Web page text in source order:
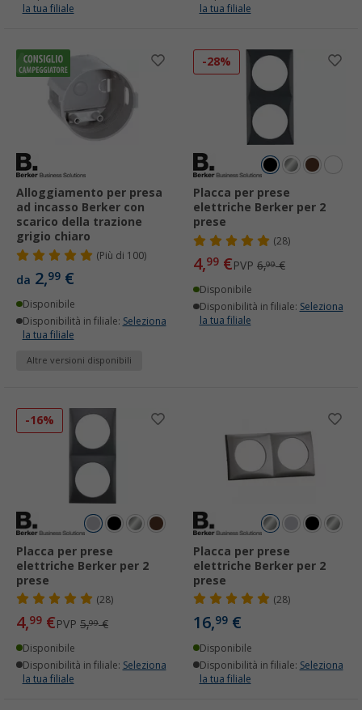
la tua filiale
la tua filiale
Alloggiamento per presa
ad incasso Berker con
scarico della trazione
grigio chiaro
(Più di 100)
da 2,99 €
Disponibile
Disponibilità in filiale: Seleziona
la tua filiale
Altre versioni disponibili
-28%
Placca per prese
elettriche Berker per 2
prese
(28)
4,99 €PVP 6,99€
Disponibile
Disponibilità in filiale: Seleziona
la tua filiale
-16%
Placca per prese
elettriche Berker per 2
prese
(28)
4,99 €PVP 5,99€
Disponibile
Disponibilità in filiale: Seleziona
la tua filiale
Placca per prese
elettriche Berker per 2
prese
(28)
16,99 €
Disponibile
Disponibilità in filiale: Seleziona
la tua filiale